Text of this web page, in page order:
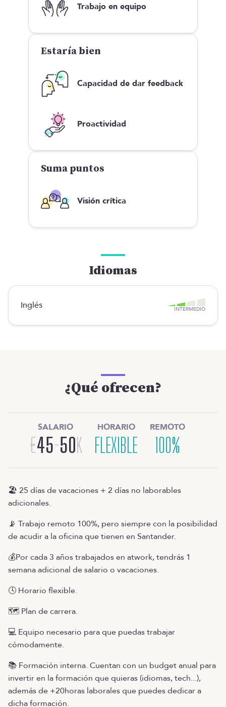
Trabajo en equipo
Estaría bien
Capacidad de dar feedback
Proactividad
Suma puntos
Visión crítica
Idiomas
Inglés INTERMEDIO
¿Qué ofrecen?
SALARIO
€45-50K
HORARIO
FLEXIBLE
REMOTO
100%
🏖️ 25 días de vacaciones + 2 días no laborables
adicionales.
📡 Trabajo remoto 100%, pero siempre con la posibilidad
de acudir a la oficina que tienen en Santander.
💰Por cada 3 años trabajados en atwork, tendrás 1
semana adicional de salario o vacaciones.
🕓 Horario flexible.
🗺️ Plan de carrera.
💻 Equipo necesario para que puedas trabajar
cómodamente.
📚 Formación interna. Cuentan con un budget anual para
invertir en la formación que quieras (idiomas, tech...),
además de +20horas laborales que puedes dedicar a
dicha formación.